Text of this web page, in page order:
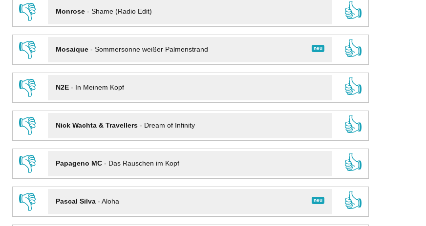
👎
Monrose- Shame (Radio Edit)
👍
👎
neu
Mosaique- Sommersonne weißer Palmenstrand
👍
👎
N2E- In Meinem Kopf
👍
👎
Nick Wachta & Travellers- Dream of Infinity
👍
👎
Papageno MC- Das Rauschen im Kopf
👍
👎
neu
Pascal Silva- Aloha
👍